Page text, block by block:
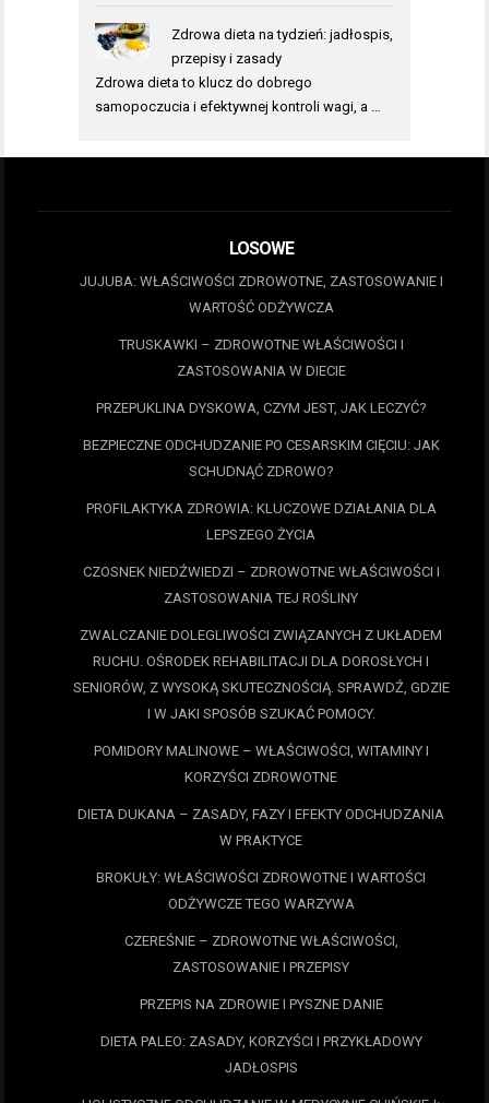
Zdrowa dieta na tydzień: jadłospis,
przepisy i zasady
Zdrowa dieta to klucz do dobrego
samopoczucia i efektywnej kontroli wagi, a …
LOSOWE
JUJUBA: WŁAŚCIWOŚCI ZDROWOTNE, ZASTOSOWANIE I
WARTOŚĆ ODŻYWCZA
TRUSKAWKI – ZDROWOTNE WŁAŚCIWOŚCI I
ZASTOSOWANIA W DIECIE
PRZEPUKLINA DYSKOWA, CZYM JEST, JAK LECZYĆ?
BEZPIECZNE ODCHUDZANIE PO CESARSKIM CIĘCIU: JAK
SCHUDNĄĆ ZDROWO?
PROFILAKTYKA ZDROWIA: KLUCZOWE DZIAŁANIA DLA
LEPSZEGO ŻYCIA
CZOSNEK NIEDŹWIEDZI – ZDROWOTNE WŁAŚCIWOŚCI I
ZASTOSOWANIA TEJ ROŚLINY
ZWALCZANIE DOLEGLIWOŚCI ZWIĄZANYCH Z UKŁADEM
RUCHU. OŚRODEK REHABILITACJI DLA DOROSŁYCH I
SENIORÓW, Z WYSOKĄ SKUTECZNOŚCIĄ. SPRAWDŹ, GDZIE
I W JAKI SPOSÓB SZUKAĆ POMOCY.
POMIDORY MALINOWE – WŁAŚCIWOŚCI, WITAMINY I
KORZYŚCI ZDROWOTNE
DIETA DUKANA – ZASADY, FAZY I EFEKTY ODCHUDZANIA
W PRAKTYCE
BROKUŁY: WŁAŚCIWOŚCI ZDROWOTNE I WARTOŚCI
ODŻYWCZE TEGO WARZYWA
CZEREŚNIE – ZDROWOTNE WŁAŚCIWOŚCI,
ZASTOSOWANIE I PRZEPISY
PRZEPIS NA ZDROWIE I PYSZNE DANIE
DIETA PALEO: ZASADY, KORZYŚCI I PRZYKŁADOWY
JADŁOSPIS